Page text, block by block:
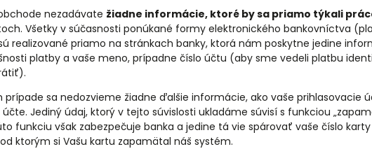
nezadávate žiadne informácie, ktoré by sa priamo týkali
Všetky v súčasnosti ponúkané formy elektronického bankovníctva
realizované priamo na stránkach banky, ktorá nám poskytne jedine
platby a vaše meno, prípadne číslo účtu (aby sme vedeli platbu
prípade sa nedozvieme žiadne ďalšie informácie, ako vaše prihlasovacie
Jediný údaj, ktorý v tejto súvislosti ukladáme súvisí s funkciou
funkciu však zabezpečuje banka a jedine tá vie spárovať vaše číslo
ktorým si Vašu kartu zapamätal náš systém.